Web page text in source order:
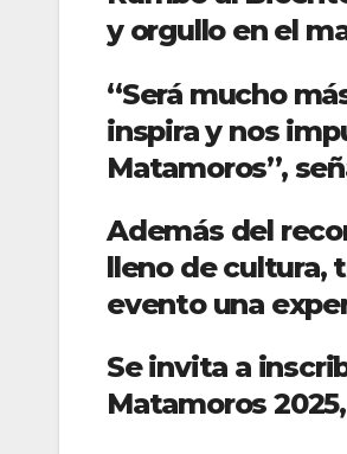
y orgullo en el
“Será mucho
inspira y nos
Matamoros”,
Además del
lleno de cultura,
evento una
Se invita a
Matamoros